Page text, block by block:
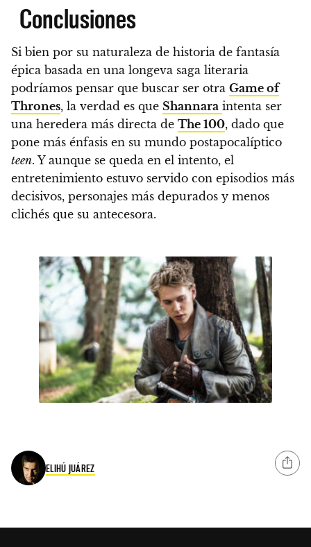
Conclusiones
Si bien por su naturaleza de historia de fantasía
épica basada en una longeva saga literaria
podríamos pensar que buscar ser otra Game of
Thrones, la verdad es que Shannara intenta ser
una heredera más directa de The 100, dado que
pone más énfasis en su mundo postapocalíptico
teen. Y aunque se queda en el intento, el
entretenimiento estuvo servido con episodios más
decisivos, personajes más depurados y menos
clichés que su antecesora.
ELIHÚ JUÁREZ